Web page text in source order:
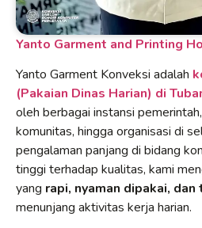
Yanto Garment and Printing
Yanto Garment Konveksi adalah
(Pakaian Dinas Harian) di
oleh berbagai instansi
komunitas, hingga organisasi di
pengalaman panjang di bidang
tinggi terhadap kualitas, kami
yang rapi, nyaman dipakai, dan
menunjang aktivitas kerja harian.